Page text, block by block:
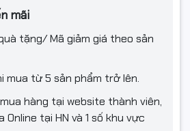
mãi
tặng/ Mã giảm giá theo sản
mua từ 5 sản phẩm trở lên.
hàng tại website thành viên,
Online tại HN và 1 số khu vực
hoặc báo cần thay cụm trống
hóa